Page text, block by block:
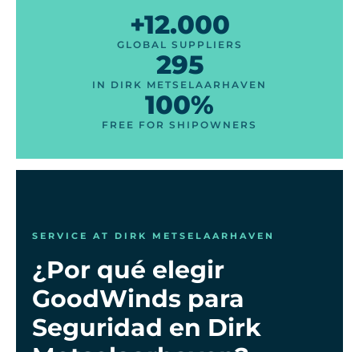
+12.000
GLOBAL SUPPLIERS
295
IN DIRK METSELAARHAVEN
100%
FREE FOR SHIPOWNERS
SERVICE AT DIRK METSELAARHAVEN
¿Por qué elegir
GoodWinds para
Seguridad en Dirk